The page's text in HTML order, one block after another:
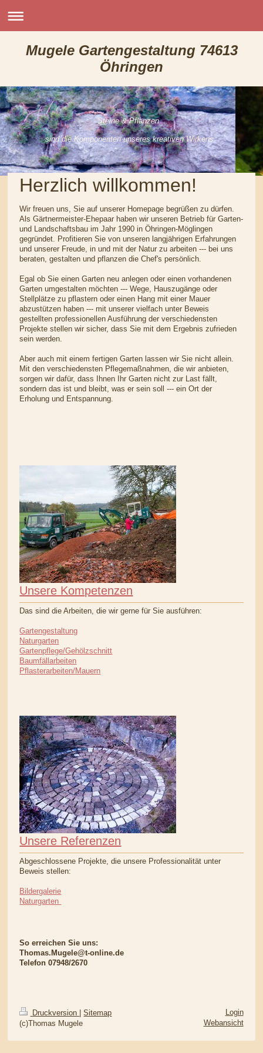
Mugele Gartengestaltung 74613
Öhringen
Steine & Pflanzen
sind die Komponenten unseres kreativen Wirkens
Herzlich willkommen!
Wir freuen uns, Sie auf unserer Homepage begrüßen zu dürfen.
Als Gärtnermeister-Ehepaar haben wir unseren Betrieb für Garten-
und Landschaftsbau im Jahr 1990 in Öhringen-Möglingen
gegründet. Profitieren Sie von unseren langjährigen Erfahrungen
und unserer Freude, in und mit der Natur zu arbeiten --- bei uns
beraten, gestalten und pflanzen die Chef's persönlich.
Egal ob Sie einen Garten neu anlegen oder einen vorhandenen
Garten umgestalten möchten --- Wege, Hauszugänge oder
Stellplätze zu pflastern oder einen Hang mit einer Mauer
abzustützen haben --- mit unserer vielfach unter Beweis
gestellten professionellen Ausführung der verschiedensten
Projekte stellen wir sicher, dass Sie mit dem Ergebnis zufrieden
sein werden.
Aber auch mit einem fertigen Garten lassen wir Sie nicht allein.
Mit den verschiedensten Pflegemaßnahmen, die wir anbieten,
sorgen wir dafür, dass Ihnen Ihr Garten nicht zur Last fällt,
sondern das ist und bleibt, was er sein soll --- ein Ort der
Erholung und Entspannung.
Unsere Kompetenzen
Das sind die Arbeiten, die wir gerne für Sie ausführen:
Gartengestaltung
Naturgarten
Gartenpflege/Gehölzschnitt
Baumfällarbeiten
Pflasterarbeiten/Mauern
Unsere Referenzen
Abgeschlossene Projekte, die unsere Professionalität unter
Beweis stellen:
Bildergalerie
Naturgarten
So erreichen Sie uns:
Thomas.Mugele@t-online.de
Telefon 07948/2670
Druckversion
Sitemap
(c)Thomas Mugele
Login
Webansicht